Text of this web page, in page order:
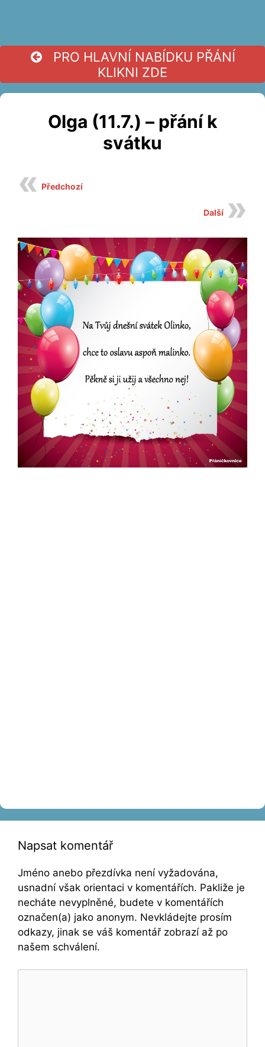
PRO HLAVNÍ NABÍDKU PŘÁNÍ
KLIKNI ZDE
Olga (11.7.) – přání k
svátku
Předchozí
Další
Napsat komentář
Jméno anebo přezdívka není vyžadována,
usnadní však orientaci v komentářích. Pakliže je
necháte nevyplněné, budete v komentářích
označen(a) jako anonym. Nevkládejte prosím
odkazy, jinak se váš komentář zobrazí až po
našem schválení.